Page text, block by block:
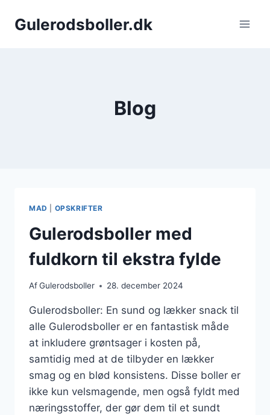
Gulerodsboller.dk
Blog
MAD OPSKRIFTER
Gulerodsboller med
fuldkorn til ekstra fylde
AfGulerodsboller 28. december 2024
Gulerodsboller: En sund og lækker snack til
alle Gulerodsboller er en fantastisk måde
at inkludere grøntsager i kosten på,
samtidig med at de tilbyder en lækker
smag og en blød konsistens. Disse boller er
ikke kun velsmagende, men også fyldt med
næringsstoffer, der gør dem til et sundt